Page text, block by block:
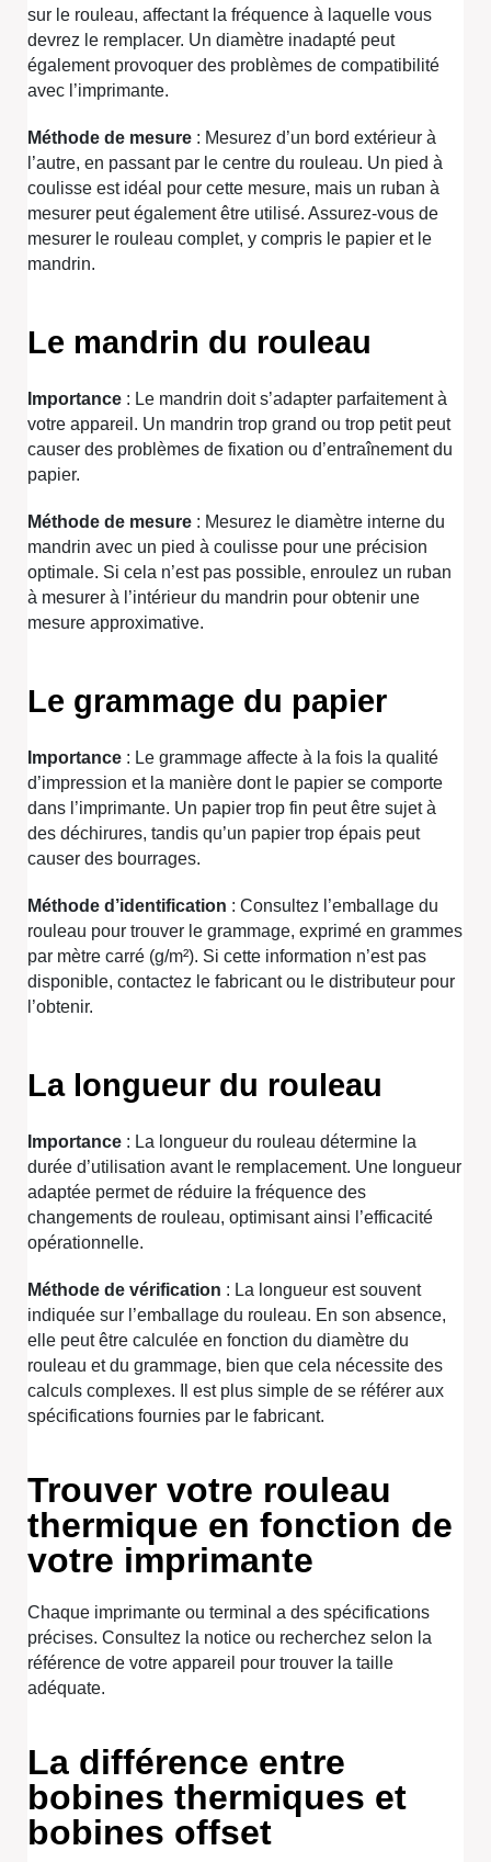
sur le rouleau, affectant la fréquence à laquelle vous
devrez le remplacer. Un diamètre inadapté peut
également provoquer des problèmes de compatibilité
avec l’imprimante.
Méthode de mesure : Mesurez d’un bord extérieur à
l’autre, en passant par le centre du rouleau. Un pied à
coulisse est idéal pour cette mesure, mais un ruban à
mesurer peut également être utilisé. Assurez-vous de
mesurer le rouleau complet, y compris le papier et le
mandrin.
Le mandrin du rouleau
Importance : Le mandrin doit s’adapter parfaitement à
votre appareil. Un mandrin trop grand ou trop petit peut
causer des problèmes de fixation ou d’entraînement du
papier.
Méthode de mesure : Mesurez le diamètre interne du
mandrin avec un pied à coulisse pour une précision
optimale. Si cela n’est pas possible, enroulez un ruban
à mesurer à l’intérieur du mandrin pour obtenir une
mesure approximative.
Le grammage du papier
Importance : Le grammage affecte à la fois la qualité
d’impression et la manière dont le papier se comporte
dans l’imprimante. Un papier trop fin peut être sujet à
des déchirures, tandis qu’un papier trop épais peut
causer des bourrages.
Méthode d’identification : Consultez l’emballage du
rouleau pour trouver le grammage, exprimé en grammes
par mètre carré (g/m²). Si cette information n’est pas
disponible, contactez le fabricant ou le distributeur pour
l’obtenir.
La longueur du rouleau
Importance : La longueur du rouleau détermine la
durée d’utilisation avant le remplacement. Une longueur
adaptée permet de réduire la fréquence des
changements de rouleau, optimisant ainsi l’efficacité
opérationnelle.
Méthode de vérification : La longueur est souvent
indiquée sur l’emballage du rouleau. En son absence,
elle peut être calculée en fonction du diamètre du
rouleau et du grammage, bien que cela nécessite des
calculs complexes. Il est plus simple de se référer aux
spécifications fournies par le fabricant.
Trouver votre rouleau
thermique en fonction de
votre imprimante
Chaque imprimante ou terminal a des spécifications
précises. Consultez la notice ou recherchez selon la
référence de votre appareil pour trouver la taille
adéquate.
La différence entre
bobines thermiques et
bobines offset